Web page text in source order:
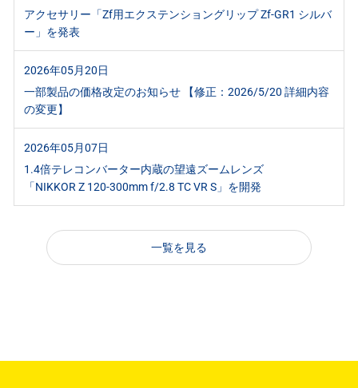
アクセサリー「Zf用エクステンショングリップ Zf-GR1 シルバ
ー」を発表
2026年05月20日
一部製品の価格改定のお知らせ 【修正：2026/5/20 詳細内容
の変更】
2026年05月07日
1.4倍テレコンバーター内蔵の望遠ズームレンズ
「NIKKOR Z 120-300mm f/2.8 TC VR S」を開発
一覧を見る